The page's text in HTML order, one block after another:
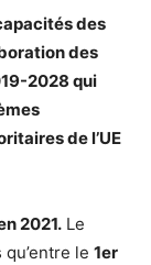
des
des
2028 qui
de l’UE
2021. Le
le 1er